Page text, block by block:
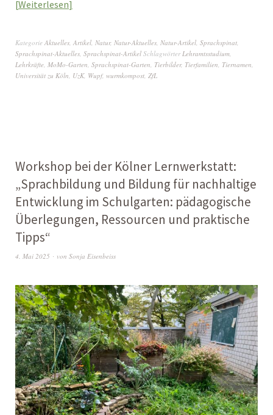
Weiterlesen
Kategorie Aktuelles, Artikel, Natur, Natur-Aktuelles, Natur-Artikel, Sprachspinat,
Sprachspinat-Aktuelles, Sprachspinat-Artikel SchlagwörterLehramtsstudium,
Lehrkräfte, MoMo-Garten, Sprachspinat-Garten, Tierbilder, Tierfamilien, Tiernamen,
Universität zu Köln, UzK, Wupf, wurmkompost, ZfL
Workshop bei der Kölner Lernwerkstatt:
„Sprachbildung und Bildung für nachhaltige
Entwicklung im Schulgarten: pädagogische
Überlegungen, Ressourcen und praktische
Tipps“
4. Mai 2025 von Sonja Eisenbeiss